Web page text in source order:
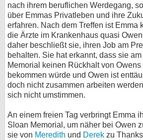
nach ihrem beruflichen Werdegang,
über Emmas Privatleben und ihre
erfahren. Nach dem Treffen ist Emma
die Ärzte im Krankenhaus quasi
daher beschließt sie, ihren Job am
behalten. Sie hat erkannt, dass sie
Memorial keinen Rückhalt von Owens
bekommen würde und Owen ist
doch nicht zusammen arbeiten
sich nicht umstimmen.
An einem freien Tag verbringt Emma
Sloan Memorial, um näher bei Owen
sie von Meredith und Derek zu